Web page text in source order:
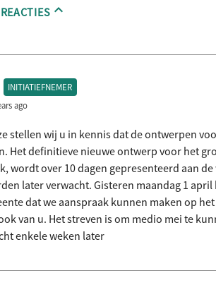
INITIATIEFNEMER
ago
stellen wij u in kennis dat de ontwerpen
Het definitieve nieuwe ontwerp voor het
wordt over 10 dagen gepresenteerd aan
later verwacht. Gisteren maandag 1
dat we aanspraak kunnen maken op
van u. Het streven is om medio mei te
enkele weken later